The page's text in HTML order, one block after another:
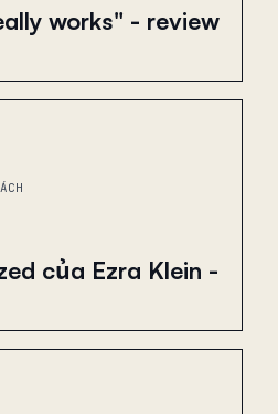
works" - review
của Ezra Klein -